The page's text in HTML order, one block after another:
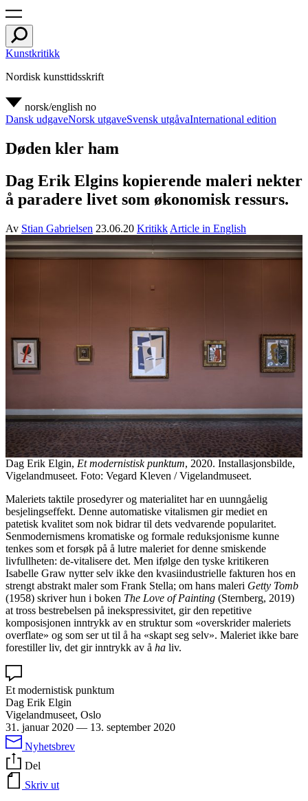
Kunstkritikk
Nordisk kunsttidsskrift
norsk/english no
Dansk udgaveNorsk utgaveSvensk utgåvaInternational edition
Døden kler ham
Dag Erik Elgins kopierende maleri nekter
å paradere livet som økonomisk ressurs.
Av Stian Gabrielsen 23.06.20 Kritikk Article in English
Dag Erik Elgin, Et modernistisk punktum, 2020. Installasjonsbilde,
Vigelandmuseet. Foto: Vegard Kleven / Vigelandmuseet.
Maleriets taktile prosedyrer og materialitet har en uunngåelig
besjelingseffekt. Denne automatiske vitalismen gir mediet en
patetisk kvalitet som nok bidrar til dets vedvarende popularitet.
Senmodernismens kromatiske og formale reduksjonisme kunne
tenkes som et forsøk på å lutre maleriet for denne smiskende
livfullheten: de-vitalisere det. Men ifølge den tyske kritikeren
Isabelle Graw nytter selv ikke den kvasiindustrielle fakturen hos en
strengt abstrakt maler som Frank Stella; om hans maleri Getty Tomb
(1958) skriver hun i boken The Love of Painting (Sternberg, 2019)
at tross bestrebelsen på inekspressivitet, gir den repetitive
komposisjonen inntrykk av en struktur som «overskrider maleriets
overflate» og som ser ut til å ha «skapt seg selv». Maleriet ikke bare
forestiller liv, det gir inntrykk av å ha liv.
Et modernistisk punktum
Dag Erik Elgin
Vigelandmuseet, Oslo
31. januar 2020 — 13. september 2020
Nyhetsbrev
Del
Skriv ut